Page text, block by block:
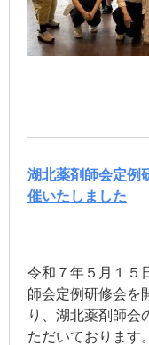
湖北薬剤師会定例
催いたしました
令和７年５月１５
師会定例研修会を
り、湖北薬剤師会
ただいております